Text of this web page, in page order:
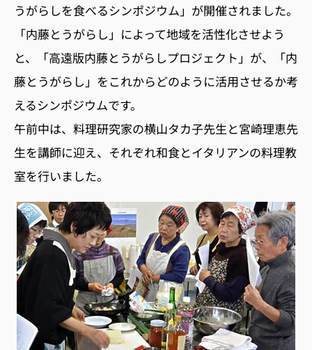
うがらしを食べるシンポジウム」が開催されました。
「内藤とうがらし」によって地域を活性化させよう
と、「高遠版内藤とうがらしプロジェクト」が、「内
藤とうがらし」をこれからどのように活用させるか考
えるシンポジウムです。
午前中は、料理研究家の横山タカ子先生と宮崎理恵先
生を講師に迎え、それぞれ和食とイタリアンの料理教
室を行いました。